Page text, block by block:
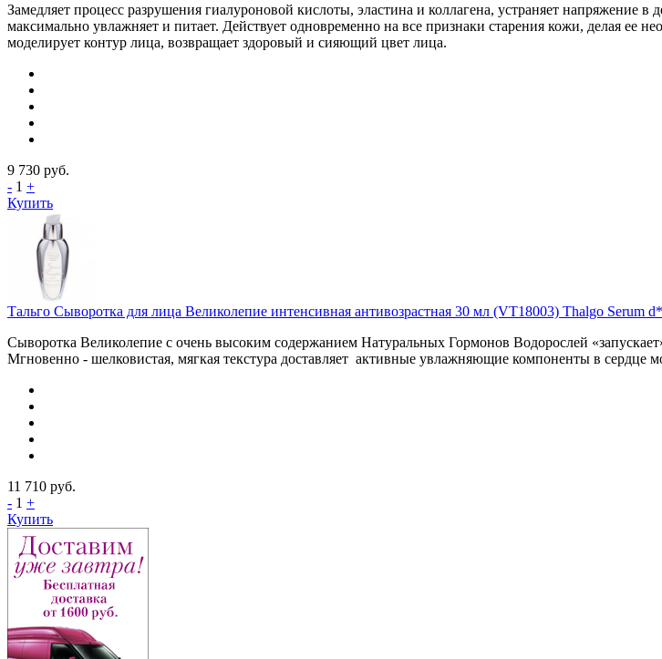
Замедляет процесс разрушения гиалуроновой кислоты, эластина и коллагена, устраняет
максимально увлажняет и питает. Действует одновременно на все признаки старения кожи, делая ее
моделирует контур лица, возвращает здоровый и сияющий цвет лица.
9 730 руб.
- 1 +
Купить
Тальго Сыворотка для лица Великолепие интенсивная антивозрастная 30 мл (VT18003) Thalgo Serum
Сыворотка Великолепие с очень высоким содержанием Натуральных Гормонов Водорослей
Мгновенно - шелковистая, мягкая текстура доставляет активные увлажняющие компоненты в сердце
11 710 руб.
- 1 +
Купить